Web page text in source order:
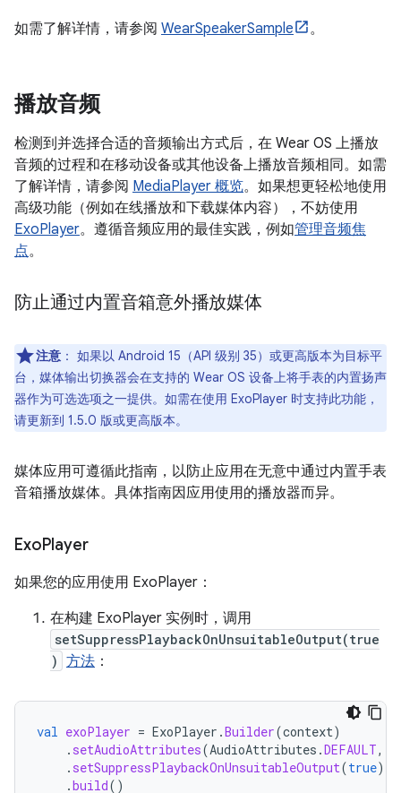
如需了解详情，请参阅 WearSpeakerSample 。
播放音频
检测到并选择合适的音频输出方式后，在 Wear OS 上播放
音频的过程和在移动设备或其他设备上播放音频相同。如需
了解详情，请参阅 MediaPlayer 概览。如果想更轻松地使用
高级功能（例如在线播放和下载媒体内容），不妨使用
ExoPlayer。遵循音频应用的最佳实践，例如管理音频焦
点。
防止通过内置音箱意外播放媒体
注意 ： 如果以 Android 15（API 级别 35）或更高版本为目标平
台，媒体输出切换器会在支持的 Wear OS 设备上将手表的内置扬声
器作为可选选项之一提供。如需在使用 ExoPlayer 时支持此功能，
请更新到 1.5.0 版或更高版本。
媒体应用可遵循此指南，以防止应用在无意中通过内置手表
音箱播放媒体。具体指南因应用使用的播放器而异。
ExoPlayer
如果您的应用使用 ExoPlayer：
在构建 ExoPlayer 实例时，调用
setSuppressPlaybackOnUnsuitableOutput(true
) 方法 ：
val exoPlayer = ExoPlayer .Builder(context)
. setAudioAttributes(AudioAttributes .DEFAULT,
. setSuppressPlaybackOnUnsuitableOutput(true)
.build()